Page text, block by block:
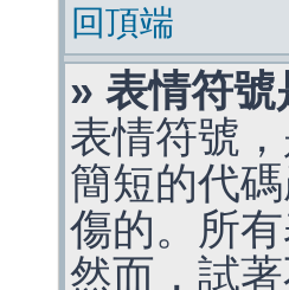
回頂端
» 表情符號
表情符號
簡短的代
傷的。所
然而，試